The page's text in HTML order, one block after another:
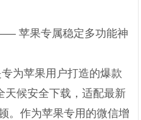
苹果专属稳定多功能神
为苹果用户打造的爆款
天候安全下载，适配最新
。作为苹果专用的微信增